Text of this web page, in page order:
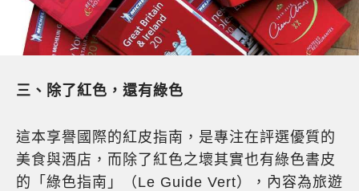
三、除了紅色，還有綠色
這本享譽國際的紅皮指南，是專注在評選優質的
美食與酒店，而除了紅色之壞其實也有綠色書皮
的「綠色指南」（Le Guide Vert），內容為旅遊